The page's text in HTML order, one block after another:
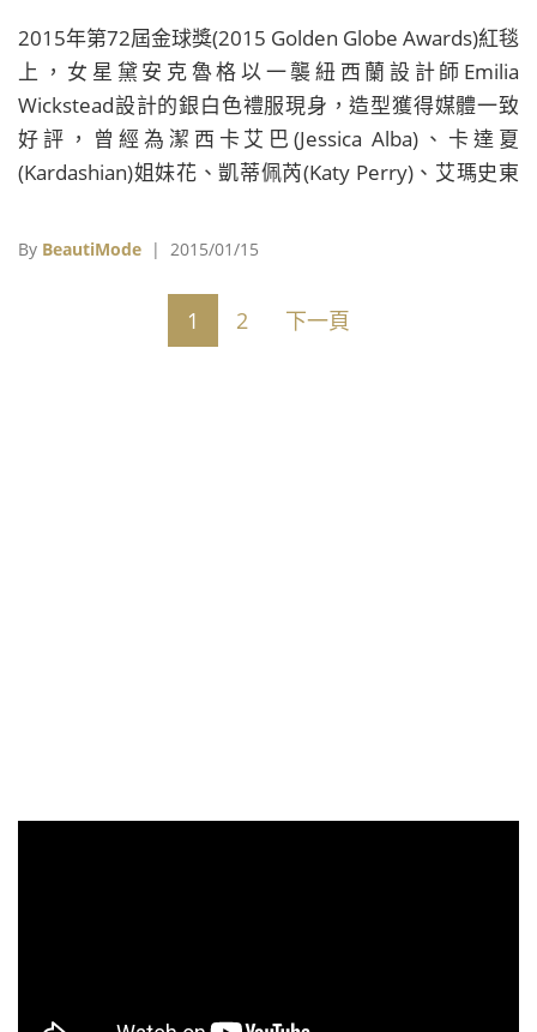
2015年第72屆金球獎(2015 Golden Globe Awards)紅毯
上，女星黛安克魯格以一襲紐西蘭設計師Emilia
Wickstead設計的銀白色禮服現身，造型獲得媒體一致
好評，曾經為潔西卡艾巴(Jessica Alba)、卡達夏
(Kardashian)姐妹花、凱蒂佩芮(Katy Perry)、艾瑪史東
培茲(Jennifer Lopez)等人打理髮型的明星髮型師珍艾特
典髮型，她表示，「為了配合黛安輕柔閃耀的禮服和華
美的珠寶，我希望打造一個現代版的復古波浪造型，黛
By BeautiMode | 2015/01/15
1 2 下一頁